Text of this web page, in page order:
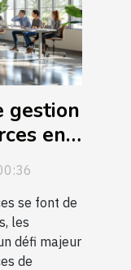
gestion
en
se font de
les
défi majeur
de